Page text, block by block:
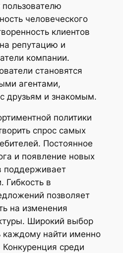
человеческого
клиентов
репутацию и
компании.
становятся
агентами,
друзьям и знакомым.
политики
спрос самых
Постоянное
и появление новых
поддерживает
Гибкость в
позволяет
на изменения
Широкий выбор
каждому найти именно
среди